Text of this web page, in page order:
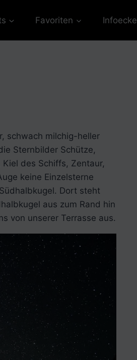
Favoriten Infoecke
schwach milchig-heller
Sternbilder Schütze,
des Schiffs, Zentaur,
keine Einzelsterne
Dort steht
aus zum Rand hin
von unserer Terrasse aus.